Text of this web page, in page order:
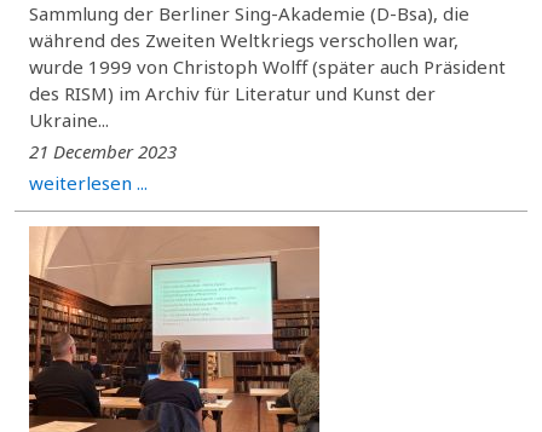
Sammlung der Berliner Sing-Akademie (D-Bsa), die
während des Zweiten Weltkriegs verschollen war,
wurde 1999 von Christoph Wolff (später auch Präsident
des RISM) im Archiv für Literatur und Kunst der
Ukraine...
21 December 2023
weiterlesen ...